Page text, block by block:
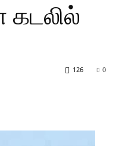
கடலில்
0
126